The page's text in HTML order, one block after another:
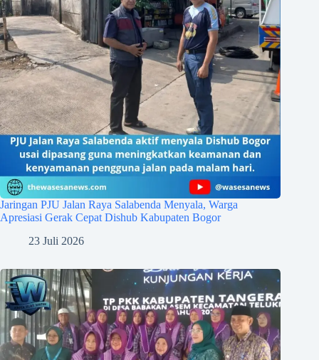
Jaringan PJU Jalan Raya Salabenda Menyala, Warga
Apresiasi Gerak Cepat Dishub Kabupaten Bogor
23 Juli 2026